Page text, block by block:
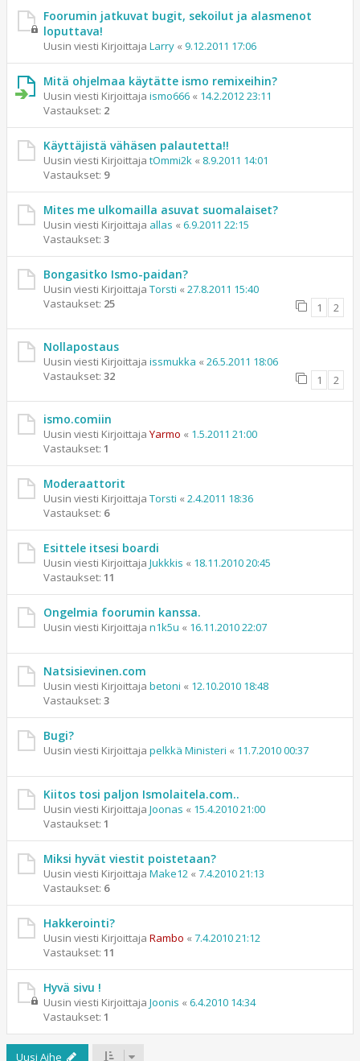
Foorumin jatkuvat bugit, sekoilut ja alasmenot
loputtava!
Uusin viesti Kirjoittaja Larry « 9.12.2011 17:06
Mitä ohjelmaa käytätte ismo remixeihin?
Uusin viesti Kirjoittaja ismo666 « 14.2.2012 23:11
Vastaukset: 2
Käyttäjistä vähäsen palautetta!!
Uusin viesti Kirjoittaja tOmmi2k « 8.9.2011 14:01
Vastaukset: 9
Mites me ulkomailla asuvat suomalaiset?
Uusin viesti Kirjoittaja allas « 6.9.2011 22:15
Vastaukset: 3
Bongasitko Ismo-paidan?
Uusin viesti Kirjoittaja Torsti « 27.8.2011 15:40
Vastaukset: 25 1 2
Nollapostaus
Uusin viesti Kirjoittaja issmukka « 26.5.2011 18:06
Vastaukset: 32 1 2
ismo.comiin
Uusin viesti Kirjoittaja Yarmo « 1.5.2011 21:00
Vastaukset: 1
Moderaattorit
Uusin viesti Kirjoittaja Torsti « 2.4.2011 18:36
Vastaukset: 6
Esittele itsesi boardi
Uusin viesti Kirjoittaja Jukkkis « 18.11.2010 20:45
Vastaukset: 11
Ongelmia foorumin kanssa.
Uusin viesti Kirjoittaja n1k5u « 16.11.2010 22:07
Natsisievinen.com
Uusin viesti Kirjoittaja betoni « 12.10.2010 18:48
Vastaukset: 3
Bugi?
Uusin viesti Kirjoittaja pelkkä Ministeri « 11.7.2010 00:37
Kiitos tosi paljon Ismolaitela.com..
Uusin viesti Kirjoittaja Joonas « 15.4.2010 21:00
Vastaukset: 1
Miksi hyvät viestit poistetaan?
Uusin viesti Kirjoittaja Make12 « 7.4.2010 21:13
Vastaukset: 6
Hakkerointi?
Uusin viesti Kirjoittaja Rambo « 7.4.2010 21:12
Vastaukset: 11
Hyvä sivu !
Uusin viesti Kirjoittaja Joonis « 6.4.2010 14:34
Vastaukset: 1
Uusi Aihe